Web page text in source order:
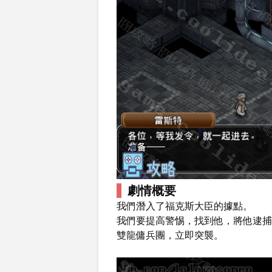
劇情概要
我們潛入了福克斯大臣的據點。
我們要提高警惕，找到他，將他逮
雙龍傭兵團，立即突襲。